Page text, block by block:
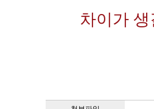
차이가 생